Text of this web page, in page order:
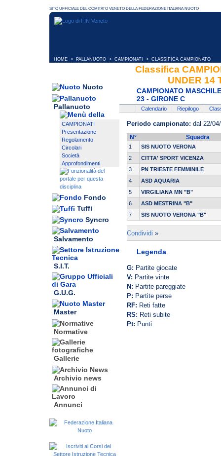
HOME > PALLANUOTO > CAMPIONATI > CLASSIFICA CAMPIONATO
Nuoto
Pallanuoto
CAMPIONATI
Presentazione
Regolamento
Circolari
Società
Approfondimenti
Fondo
Tuffi
Syncro
Salvamento
S.I.T.
G.U.G.
Master
Normative
Gallerie
Archivio news
Annunci
Classifica
UNDER 14
CAMPIONATO
23 - GIRONE C
Calendario Riepilogo
Periodo campionato: dal 22/
N° Squadra
1
SIS NUOTO VERONA
2
CITTA' SPORT VICENZA
3
PN TRIESTE FEMMINILE
4
ASD AQUARIA
5
VIRGILIANA MN "B"
6
ASD MESTRINA "B"
7
SIS NUOTO VERONA "B"
Condividi »
Legenda
G: Partite giocate
V: Partite vinte
N: Partite pareggiate
P: Partite perse
RF: Reti fatte
RS: Reti subite
Pt: Punti